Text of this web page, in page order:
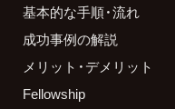
基本的な手順・流れ
成功事例の解説
メリット・デメリット
Fellowship